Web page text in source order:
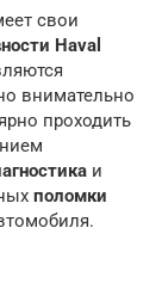
свои
Haval
внимательно
проходить
и
поломки